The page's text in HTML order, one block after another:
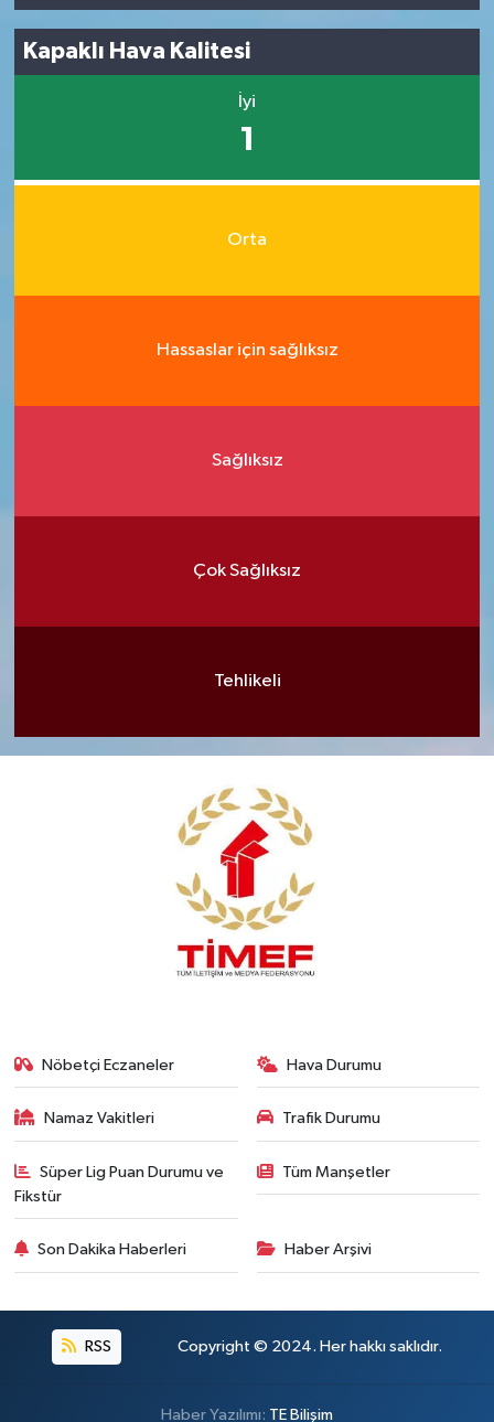
Kapaklı Hava Kalitesi
İyi
1
Orta
Hassaslar için sağlıksız
Sağlıksız
Çok Sağlıksız
Tehlikeli
Nöbetçi Eczaneler Hava Durumu
Namaz Vakitleri Trafik Durumu
Süper Lig Puan Durumu ve
Fikstür
Tüm Manşetler
Son Dakika Haberleri Haber Arşivi
RSS Copyright © 2024. Her hakkı saklıdır.
Haber Yazılımı: TE Bilişim